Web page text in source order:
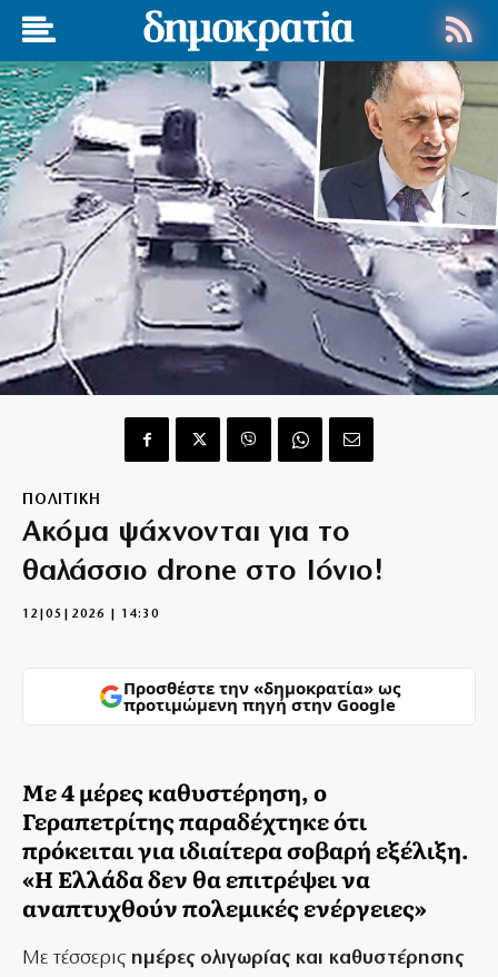
ΠΟΛΙΤΙΚΗ
Ακόμα ψάχνονται για το
θαλάσσιο drone στο Ιόνιο!
12|05|2026 | 14:30
Προσθέστε την «δημοκρατία» ως
προτιμώμενη πηγή στην Google
Με 4 μέρες καθυστέρηση, ο
Γεραπετρίτης παραδέχτηκε ότι
πρόκειται για ιδιαίτερα σοβαρή εξέλιξη.
«Η Ελλάδα δεν θα επιτρέψει να
αναπτυχθούν πολεμικές ενέργειες»
Με τέσσερις ημέρες ολιγωρίας και καθυστέρησης